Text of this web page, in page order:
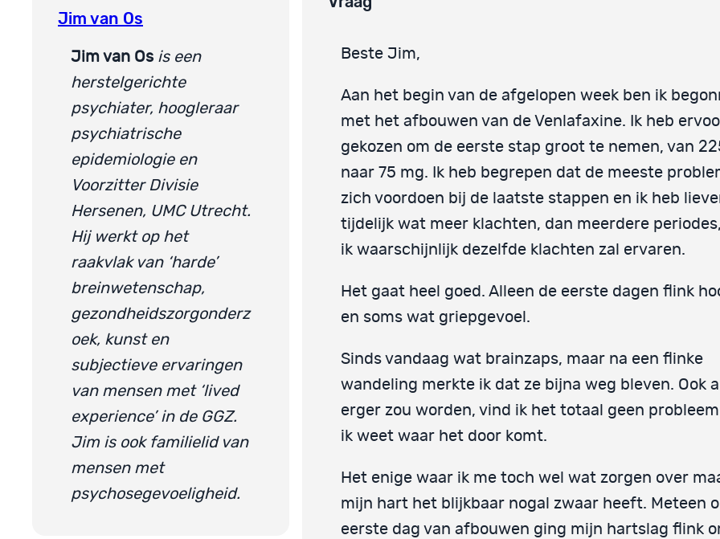
Jim van Os
Jim van Os is een
herstelgerichte
psychiater, hoogleraar
psychiatrische
epidemiologie en
Voorzitter Divisie
Hersenen, UMC Utrecht.
Hij werkt op het
raakvlak van ‘harde’
breinwetenschap,
gezondheidszorgonderz
oek, kunst en
subjectieve ervaringen
van mensen met ‘lived
experience’ in de GGZ.
Jim is ook familielid van
mensen met
psychosegevoeligheid.
Beste Jim,
Aan het begin van de afgelopen week ben ik
met het afbouwen van de Venlafaxine. Ik heb
gekozen om de eerste stap groot te nemen, van
naar 75 mg. Ik heb begrepen dat de meeste
zich voordoen bij de laatste stappen en ik heb
tijdelijk wat meer klachten, dan meerdere
ik waarschijnlijk dezelfde klachten zal ervaren.
Het gaat heel goed. Alleen de eerste dagen flink
en soms wat griepgevoel.
Sinds vandaag wat brainzaps, maar na een flinke
wandeling merkte ik dat ze bijna weg bleven. Ook
erger zou worden, vind ik het totaal geen
ik weet waar het door komt.
Het enige waar ik me toch wel wat zorgen over
mijn hart het blijkbaar nogal zwaar heeft. Meteen
eerste dag van afbouwen ging mijn hartslag flink